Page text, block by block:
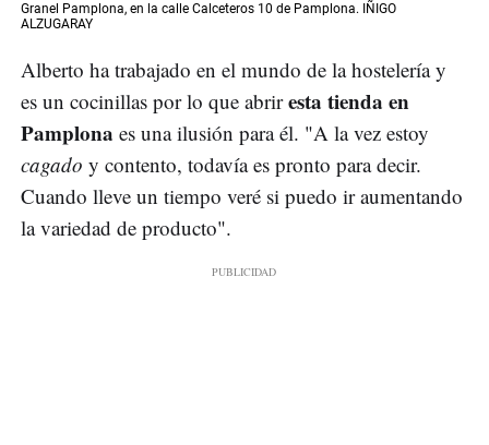
Granel Pamplona, en la calle Calceteros 10 de Pamplona. IÑIGO
ALZUGARAY
Alberto ha trabajado en el mundo de la hostelería y
es un cocinillas por lo que abriresta tienda en
Pamplona es una ilusión para él. "A la vez estoy
cagado y contento, todavía es pronto para decir.
Cuando lleve un tiempo veré si puedo ir aumentando
la variedad de producto".